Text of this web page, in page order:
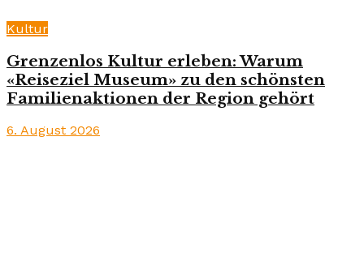
Kultur
Grenzenlos Kultur erleben: Warum
«Reiseziel Museum» zu den schönsten
Familienaktionen der Region gehört
6. August 2026